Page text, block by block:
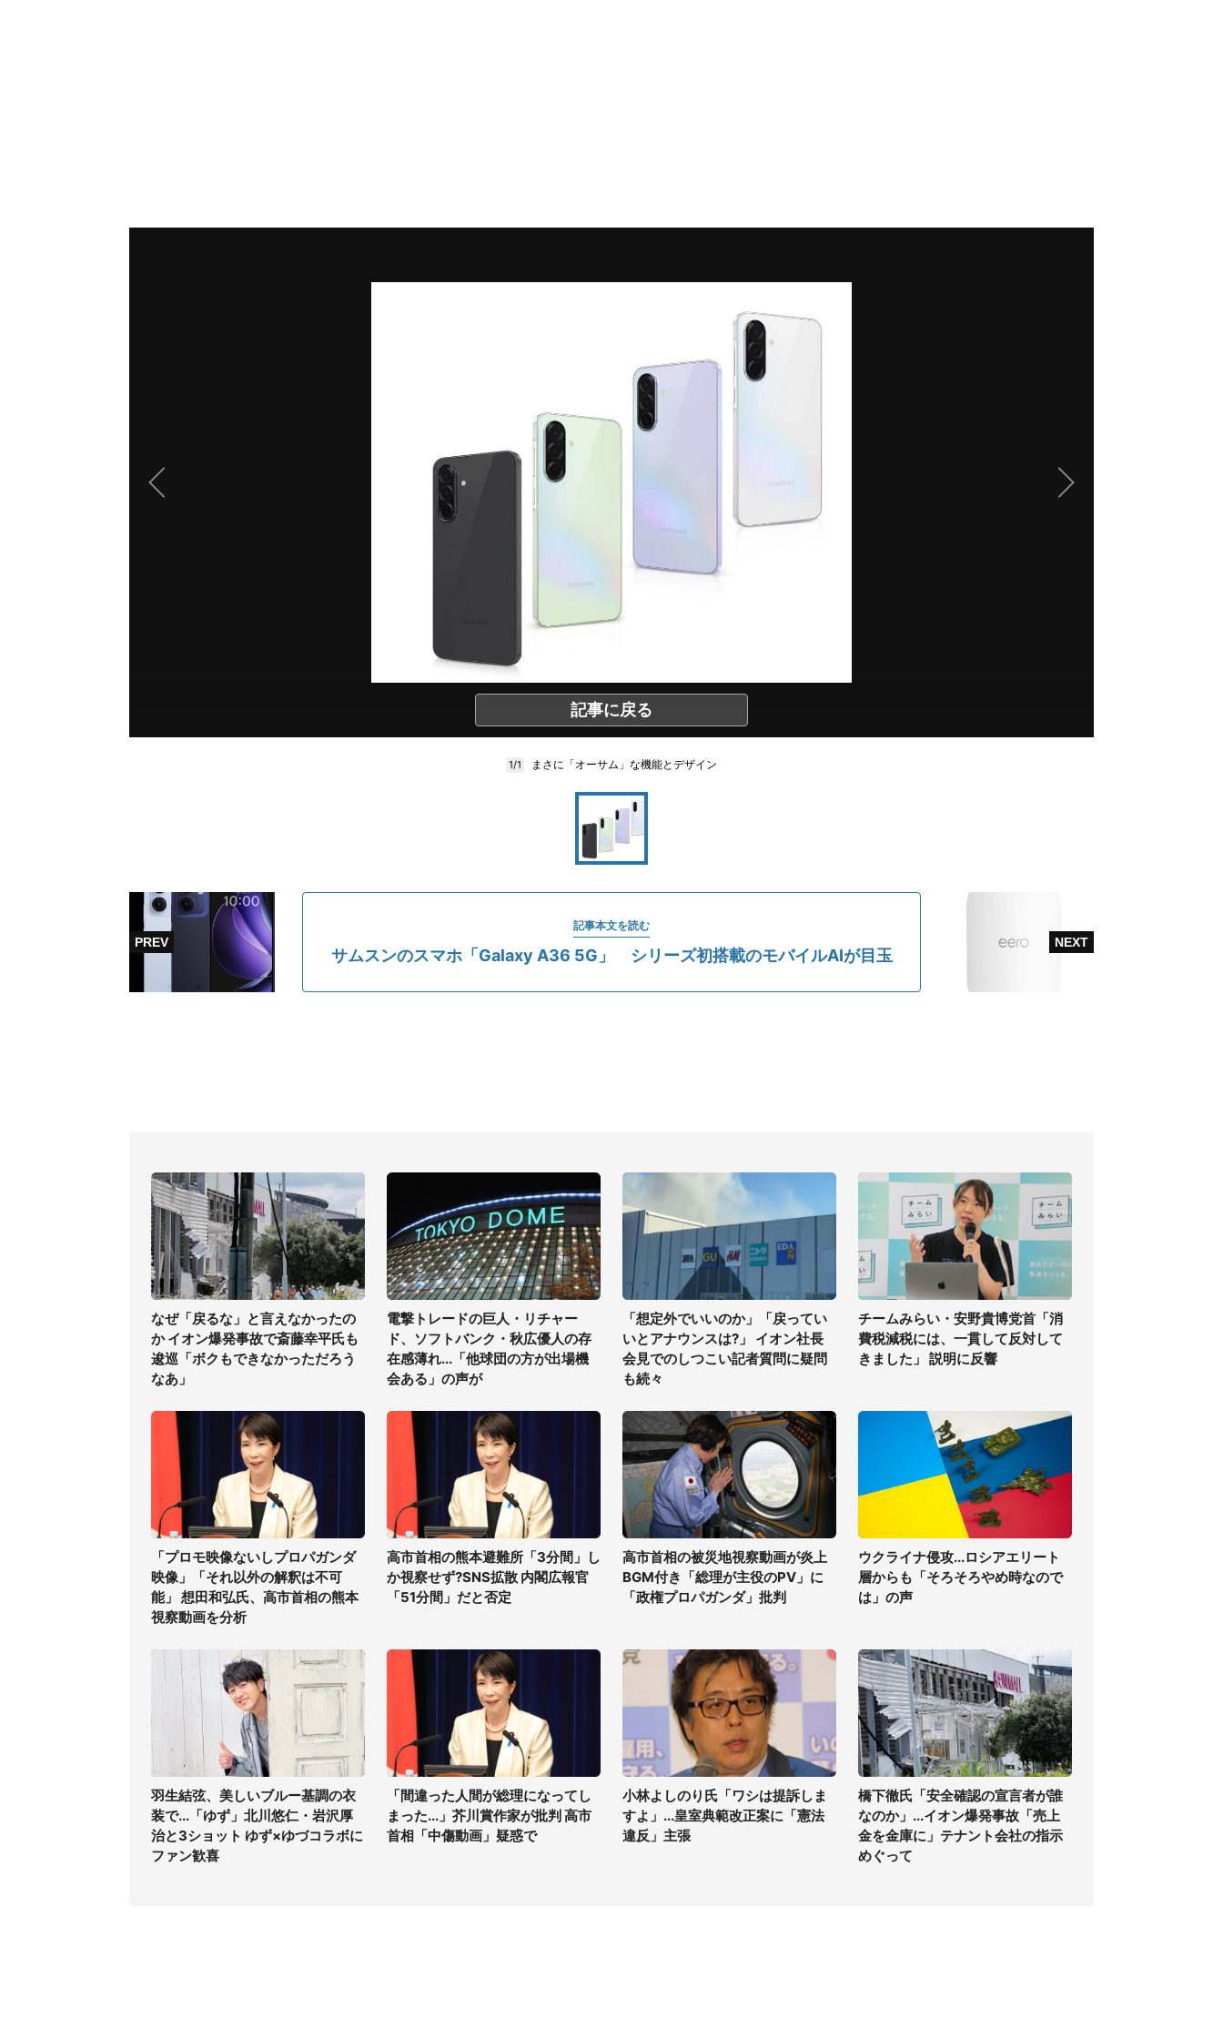
記事に戻る
1/1 まさに「オーサム」な機能とデザイン
記事本文を読む
サムスンのスマホ「Galaxy A36 5G」 シリーズ初搭載のモバイルAIが目玉
なぜ「戻るな」と言えなかったの
か イオン爆発事故で斎藤幸平氏も
逡巡「ボクもできなかっただろう
なあ」
電撃トレードの巨人・リチャー
ド、ソフトバンク・秋広優人の存
在感薄れ...「他球団の方が出場機
会ある」の声が
「想定外でいいのか」「戻ってい
いとアナウンスは?」 イオン社長
会見でのしつこい記者質問に疑問
も続々
チームみらい・安野貴博党首「消
費税減税には、一貫して反対して
きました」 説明に反響
「プロモ映像ないしプロパガンダ
映像」「それ以外の解釈は不可
能」 想田和弘氏、高市首相の熊本
視察動画を分析
高市首相の熊本避難所「3分間」し
か視察せず?SNS拡散 内閣広報官
「51分間」だと否定
高市首相の被災地視察動画が炎上
BGM付き「総理が主役のPV」に
「政権プロパガンダ」批判
ウクライナ侵攻...ロシアエリート
層からも「そろそろやめ時なので
は」の声
羽生結弦、美しいブルー基調の衣
装で...「ゆず」北川悠仁・岩沢厚
治と3ショット ゆず×ゆづコラボに
ファン歓喜
「間違った人間が総理になってし
まった...」芥川賞作家が批判 高市
首相「中傷動画」疑惑で
小林よしのり氏「ワシは提訴しま
すよ」...皇室典範改正案に「憲法
違反」主張
橋下徹氏「安全確認の宣言者が誰
なのか」...イオン爆発事故「売上
金を金庫に」テナント会社の指示
めぐって